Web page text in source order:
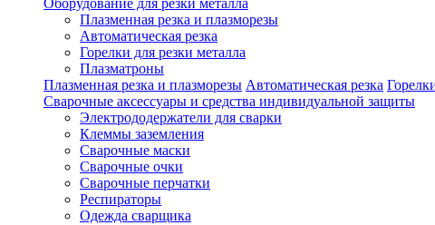
Оборудование для резки металла
Плазменная резка и плазморезы
Автоматическая резка
Горелки для резки металла
Плазматроны
Плазменная резка и плазморезы Автоматическая резка
Сварочные аксессуары и средства индивидуальной защиты
Электрододержатели для сварки
Клеммы заземления
Сварочные маски
Сварочные очки
Сварочные перчатки
Респираторы
Одежда сварщика